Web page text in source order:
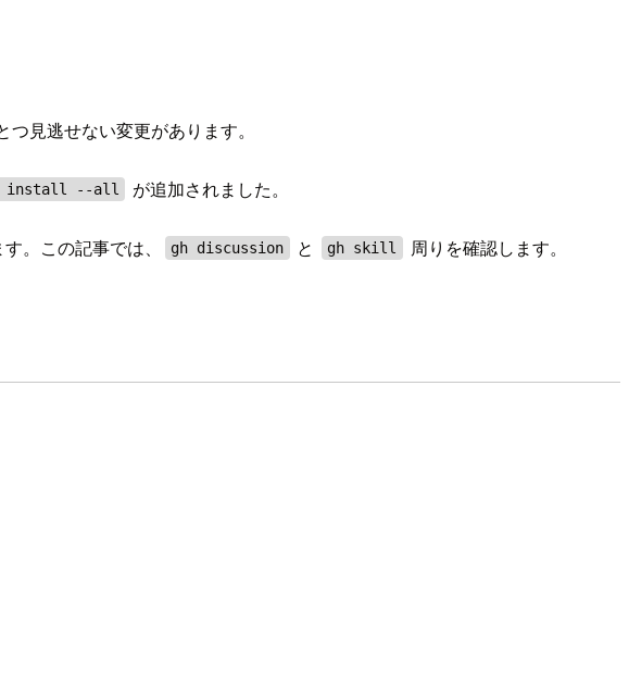
見逃せない変更があります。
install --all が追加されました。
。この記事では、 gh discussion と gh skill 周りを確認します。